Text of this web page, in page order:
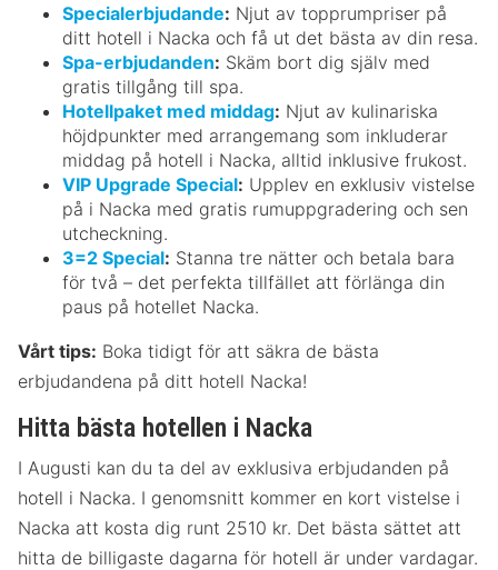
Specialerbjudande: Njut av topprumpriser på
ditt hotell i Nacka och få ut det bästa av din resa.
Spa-erbjudanden: Skäm bort dig själv med
gratis tillgång till spa.
Hotellpaket med middag: Njut av kulinariska
höjdpunkter med arrangemang som inkluderar
middag på hotell i Nacka, alltid inklusive frukost.
VIP Upgrade Special: Upplev en exklusiv vistelse
på i Nacka med gratis rumuppgradering och sen
utcheckning.
3=2 Special: Stanna tre nätter och betala bara
för två – det perfekta tillfället att förlänga din
paus på hotellet Nacka.
Vårt tips: Boka tidigt för att säkra de bästa
erbjudandena på ditt hotell Nacka!
Hitta bästa hotellen i Nacka
I Augusti kan du ta del av exklusiva erbjudanden på
hotell i Nacka. I genomsnitt kommer en kort vistelse i
Nacka att kosta dig runt 2510 kr. Det bästa sättet att
hitta de billigaste dagarna för hotell är under vardagar.